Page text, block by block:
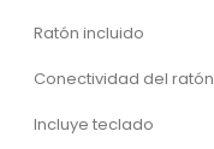
Ratón incluido
Conectividad del ratón
Incluye teclado